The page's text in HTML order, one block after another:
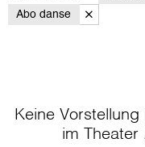
Abo danse
Keine
im Theater